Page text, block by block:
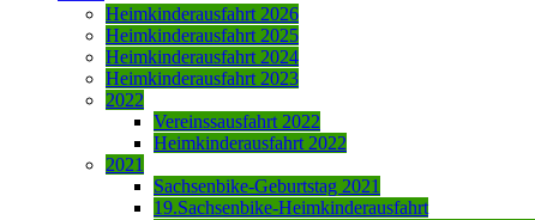
Heimkinderausfahrt 2026
Heimkinderausfahrt 2025
Heimkinderausfahrt 2024
Heimkinderausfahrt 2023
2022
Vereinssausfahrt 2022
Heimkinderausfahrt 2022
2021
Sachsenbike-Geburtstag 2021
19.Sachsenbike-Heimkinderausfahrt